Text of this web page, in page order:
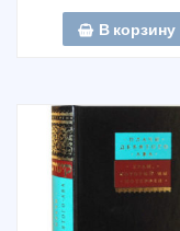
В корзину